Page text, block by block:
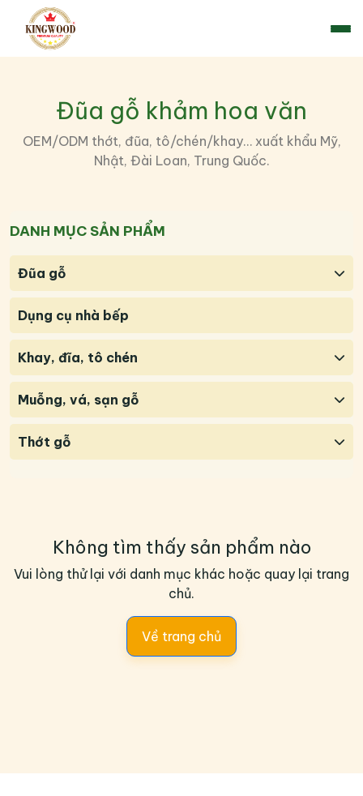
Đũa gỗ khảm hoa văn
OEM/ODM thớt, đũa, tô/chén/khay… xuất khẩu Mỹ,
Nhật, Đài Loan, Trung Quốc.
DANH MỤC SẢN PHẨM
Đũa gỗ
Dụng cụ nhà bếp
Khay, đĩa, tô chén
Muỗng, vá, sạn gỗ
Thớt gỗ
Không tìm thấy sản phẩm nào
Vui lòng thử lại với danh mục khác hoặc quay lại trang
chủ.
Về trang chủ